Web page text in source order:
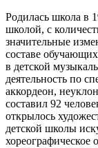
Родилась школа в
школой, с
значительные
составе
в детской
деятельность по
аккордеон,
составил 92
открылось
детской школы
хореографическое